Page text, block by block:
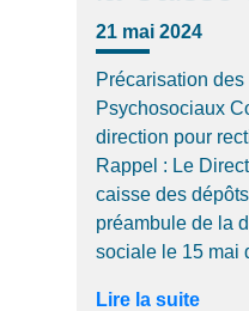
21 mai 2024
Précarisation
Psychosociaux
direction pour
Rappel : Le
caisse des
préambule de la
sociale le 15 mai
Lire la suite